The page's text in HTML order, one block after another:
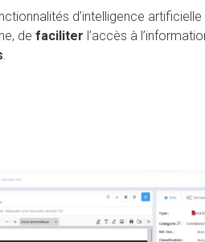
d’intelligence
de faciliter l’accès à
.